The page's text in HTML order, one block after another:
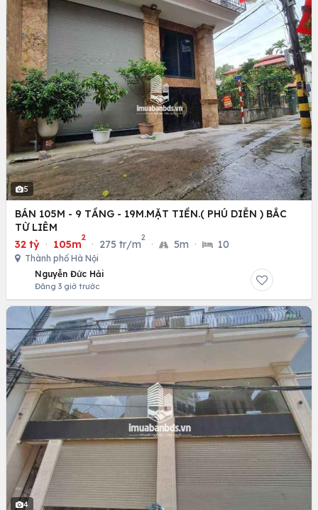
5
BÁN 105M - 9 TẦNG - 19M.MẶT TIỀN.( PHÚ DIỄN ) BẮC
TỪ LIÊM
32 tỷ · 105m
2
· 275 tr/m
2
· 5m · 10
Thành phố Hà Nội
Nguyễn Đức Hải
Đăng 3 giờ trước
4